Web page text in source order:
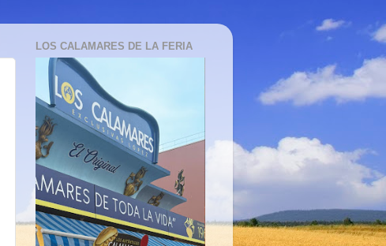
LOS CALAMARES DE LA FERIA